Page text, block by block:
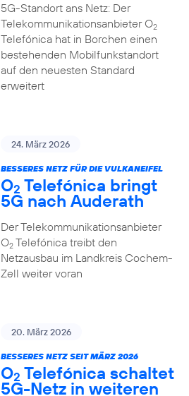
5G-Standort ans Netz: Der
Telekommunikationsanbieter O2
Telefónica hat in Borchen einen
bestehenden Mobilfunkstandort
auf den neuesten Standard
erweitert
24. März 2026
BESSERES NETZ FÜR DIE VULKANEIFEL
O2 Telefónica bringt
5G nach Auderath
Der Telekommunikationsanbieter
O2Telefónica treibt den
Netzausbau im Landkreis Cochem-
Zell weiter voran
20. März 2026
BESSERES NETZ SEIT MÄRZ 2026
O2 Telefónica schaltet
5G-Netz in weiteren